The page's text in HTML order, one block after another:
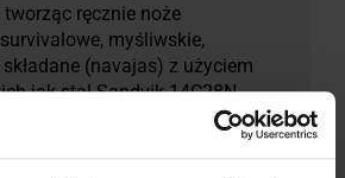
ręcznie noże
myśliwskie,
(navajas) z użyciem
jak stal Sandvik 14C28N,
jelenia. Popularne modele to